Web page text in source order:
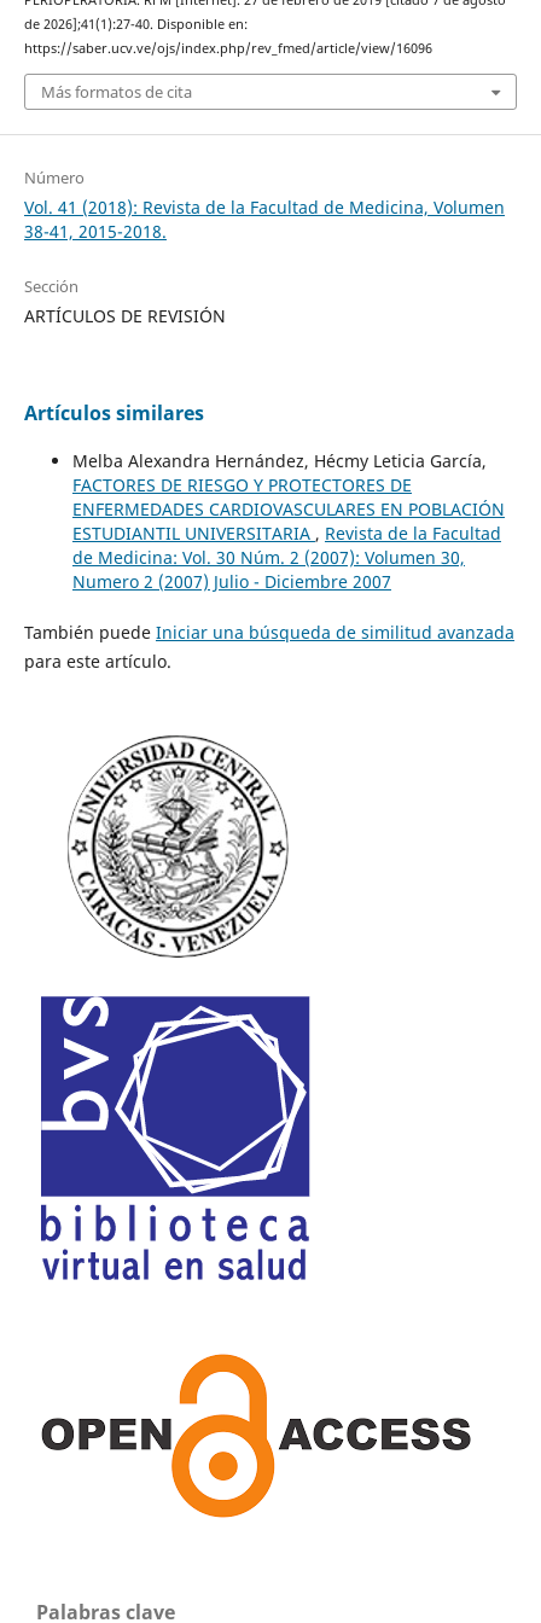
de 2026];41(1):27-40. Disponible en:
https://saber.ucv.ve/ojs/index.php/rev_fmed/article/view/16096
Más formatos de cita
Número
Vol. 41 (2018): Revista de la Facultad de Medicina, Volumen
38-41, 2015-2018.
Sección
ARTÍCULOS DE REVISIÓN
Artículos similares
Melba Alexandra Hernández, Hécmy Leticia García,
FACTORES DE RIESGO Y PROTECTORES DE
ENFERMEDADES CARDIOVASCULARES EN POBLACIÓN
ESTUDIANTIL UNIVERSITARIA , Revista de la Facultad
de Medicina: Vol. 30 Núm. 2 (2007): Volumen 30,
Numero 2 (2007) Julio - Diciembre 2007
También puede Iniciar una búsqueda de similitud avanzada
para este artículo.
Palabras clave